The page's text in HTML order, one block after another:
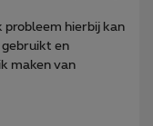
probleem hierbij kan
gebruikt en
maken van